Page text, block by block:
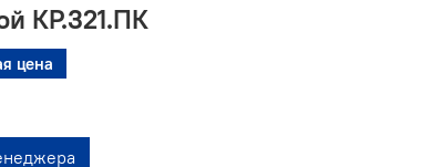
КР.321.ПК
цена